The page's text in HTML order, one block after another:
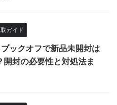
ガイド
ブックオフで新品未開封は
開封の必要性と対処法ま